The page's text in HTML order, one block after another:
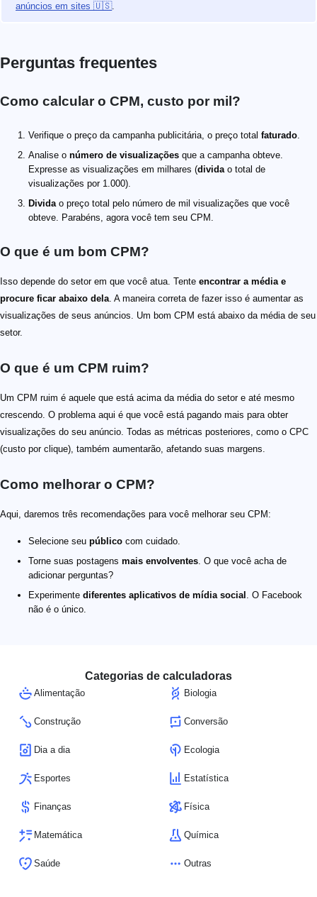
anúncios em sites 🇺🇸.
Perguntas frequentes
Como calcular o CPM, custo por mil?
Verifique o preço da campanha publicitária, o preço total faturado.
Analise o número de visualizações que a campanha obteve.
Expresse as visualizações em milhares (dividao total de
visualizações por 1.000).
Dividao preço total pelo número de mil visualizações que você
obteve. Parabéns, agora você tem seu CPM.
O que é um bom CPM?
Isso depende do setor em que você atua. Tente encontrar a média e
procure ficar abaixo dela. A maneira correta de fazer isso é aumentar as
visualizações de seus anúncios. Um bom CPM está abaixo da média de seu
setor.
O que é um CPM ruim?
Um CPM ruim é aquele que está acima da média do setor e até mesmo
crescendo. O problema aqui é que você está pagando mais para obter
visualizações do seu anúncio. Todas as métricas posteriores, como o CPC
(custo por clique), também aumentarão, afetando suas margens.
Como melhorar o CPM?
Aqui, daremos três recomendações para você melhorar seu CPM:
Selecione seu público com cuidado.
Torne suas postagens mais envolventes. O que você acha de
adicionar perguntas?
Experimente diferentes aplicativos de mídia social . O Facebook
não é o único.
Categorias de calculadoras
Alimentação Biologia
Construção Conversão
Dia a dia Ecologia
Esportes Estatística
Finanças Física
Matemática Química
Saúde Outras